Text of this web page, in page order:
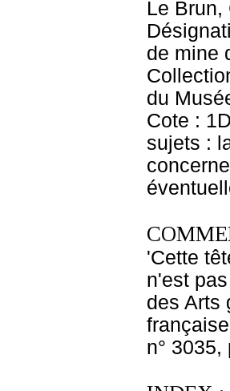
Le Brun,
de mine
du
Cote :
sujets :
'Cette
n'est
des Arts
n°